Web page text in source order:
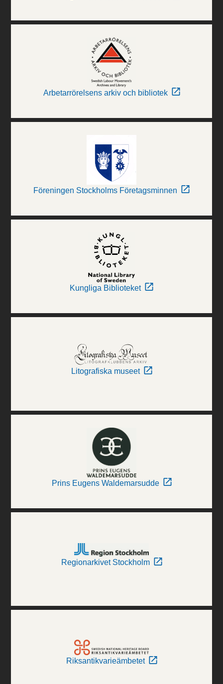
Arbetarrörelsens arkiv och bibliotek
Föreningen Stockholms Företagsminnen
Kungliga Biblioteket
Litografiska museet
Prins Eugens Waldemarsudde
Regionarkivet Stockholm
Riksantikvarieämbetet